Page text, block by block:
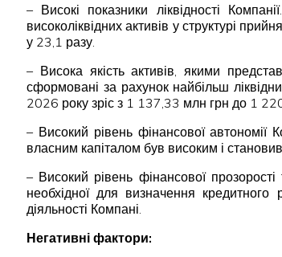
– Високі показники ліквідності
високоліквідних активів у структурі
у 23,1 разу.
– Висока якість активів, якими
сформовані за рахунок найбільш
2026 року зріс з 1 137,33 млн грн до 1
– Високий рівень фінансової автономії
власним капіталом був високим і
– Високий рівень фінансової
необхідної для визначення кредитного
діяльності Компані
Негативні фактори: